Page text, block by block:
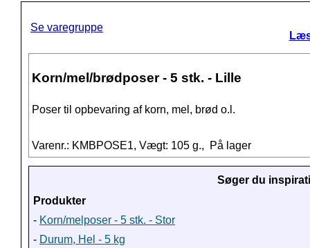
Se varegruppe
Korn/mel/brødposer - 5 stk. - Lille
Poser til opbevaring af korn, mel, brød o.l.
Varenr.: KMBPOSE1, Vægt: 105 g., På lager
Søger du
Produkter
- Korn/melposer - 5 stk. - Stor
- Durum, Hel - 5 kg